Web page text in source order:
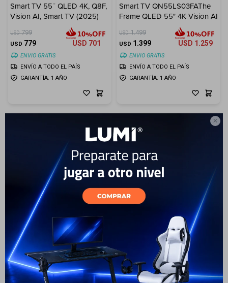

Smart TV 55¨ QLED 4K, Q8F,
Vision AI, Smart TV (2025)
USD 799
USD 779 USD 701
ENVIO GRATIS
GARANTÍA: 1 AÑO
ENVÍO A TODO EL PAÍS
Smart TV QN55LS03FAThe
Frame QLED 55" 4K Vision AI
USD 1.499
USD 1.399 USD 1.259
ENVIO GRATIS
GARANTÍA: 1 AÑO
ENVÍO A TODO EL PAÍS
Smart TV Samsung 55" Neo
QLED QN85F 4K Vision AI
(2025)
USD 1.499 USD1.349
ENVIO GRATIS
Smart TV Samsung 55" Neo
QLED QN70F 4K Vision AI
(2025)
USD
USD 1.049 USD 944
ENVIO GRATIS
Cuenta